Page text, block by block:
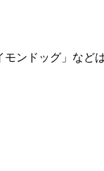
ンドッグ」な